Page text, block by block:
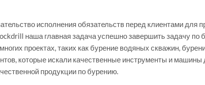
исполнения обязательств перед клиентами для
наша главная задача успешно завершить задачу
проектах, таких как бурение водяных скважин,
которые искали качественные инструменты и машины
продукции по бурению.